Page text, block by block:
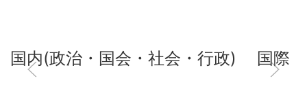
国内(政治・国会・社会・行政) 国際